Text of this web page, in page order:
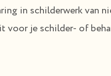
in schilderwerk van
voor je schilder- of